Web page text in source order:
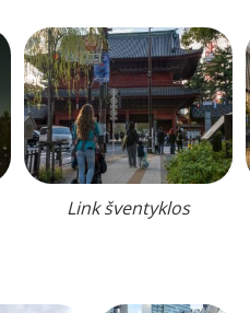
Link šventyklos